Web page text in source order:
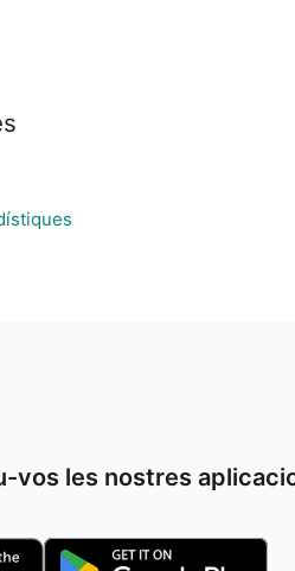
vos les nostres